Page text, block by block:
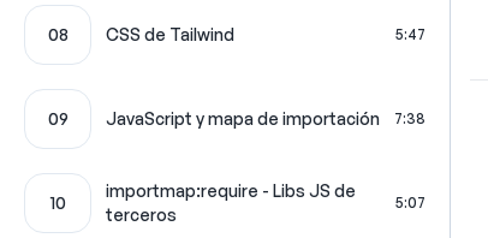
08 CSS de Tailwind 5:47
09 JavaScript y mapa de importación 7:38
10
importmap:require - Libs JS de
terceros
5:07